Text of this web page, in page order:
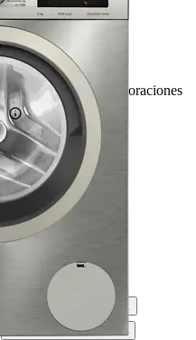
185Basado en 185 valoraciones
545,00€
IVA incl., envío no incl.
Simula tu financiación*